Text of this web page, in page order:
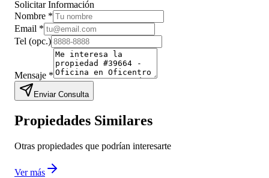
Solicitar Información
Nombre *
Email *
Tel (opc.)
Mensaje *
Enviar Consulta
Propiedades Similares
Otras propiedades que podrían interesarte
Ver más